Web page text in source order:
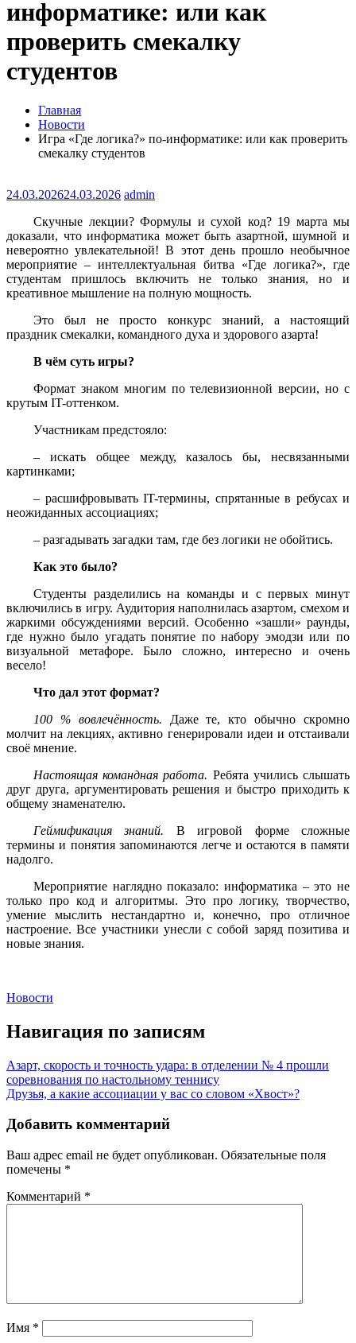
информатике: или как
проверить смекалку
студентов
Главная
Новости
Игра «Где логика?» по-информатике: или как проверить
смекалку студентов
24.03.202624.03.2026 admin
Скучные лекции? Формулы и сухой код? 19 марта мы
доказали, что информатика может быть азартной, шумной и
невероятно увлекательной! В этот день прошло необычное
мероприятие – интеллектуальная битва «Где логика?», где
студентам пришлось включить не только знания, но и
креативное мышление на полную мощность.
Это был не просто конкурс знаний, а настоящий
праздник смекалки, командного духа и здорового азарта!
В чём суть игры?
Формат знаком многим по телевизионной версии, но с
крутым IT-оттенком.
Участникам предстояло:
– искать общее между, казалось бы, несвязанными
картинками;
– расшифровывать IT-термины, спрятанные в ребусах и
неожиданных ассоциациях;
– разгадывать загадки там, где без логики не обойтись.
Как это было?
Студенты разделились на команды и с первых минут
включились в игру. Аудитория наполнилась азартом, смехом и
жаркими обсуждениями версий. Особенно «зашли» раунды,
где нужно было угадать понятие по набору эмодзи или по
визуальной метафоре. Было сложно, интересно и очень
весело!
Что дал этот формат?
100 % вовлечённость. Даже те, кто обычно скромно
молчит на лекциях, активно генерировали идеи и отстаивали
своё мнение.
Настоящая командная работа. Ребята учились слышать
друг друга, аргументировать решения и быстро приходить к
общему знаменателю.
Геймификация знаний. В игровой форме сложные
термины и понятия запоминаются легче и остаются в памяти
надолго.
Мероприятие наглядно показало: информатика – это не
только про код и алгоритмы. Это про логику, творчество,
умение мыслить нестандартно и, конечно, про отличное
настроение. Все участники унесли с собой заряд позитива и
новые знания.
Новости
Навигация по записям
Азарт, скорость и точность удара: в отделении № 4 прошли
соревнования по настольному теннису
Друзья, а какие ассоциации у вас со словом «Хвост»?
Добавить комментарий
Ваш адрес email не будет опубликован. Обязательные поля
помечены *
Комментарий *
Имя *